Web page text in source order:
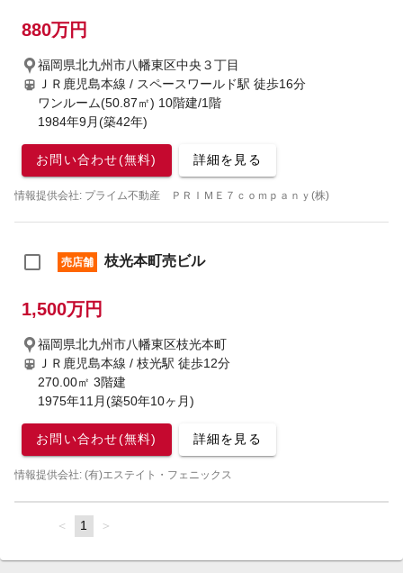
880万円
福岡県北九州市八幡東区中央３丁目
ＪＲ鹿児島本線 / スペースワールド駅 徒歩16分
ワンルーム(50.87㎡) 10階建/1階
1984年9月(築42年)
お問い合わせ(無料) 詳細を見る
情報提供会社: プライム不動産 ＰＲＩＭＥ７ｃｏｍｐａｎｙ(株)
売店舗 枝光本町売ビル
1,500万円
福岡県北九州市八幡東区枝光本町
ＪＲ鹿児島本線 / 枝光駅 徒歩12分
270.00㎡ 3階建
1975年11月(築50年10ヶ月)
お問い合わせ(無料) 詳細を見る
情報提供会社: (有)エステイト・フェニックス
page
You're
page
1 page